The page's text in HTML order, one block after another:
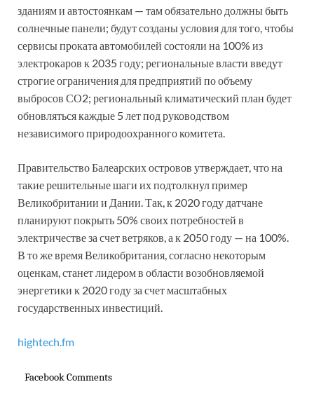
зданиям и автостоянкам — там обязательно должны быть
солнечные панели; будут созданы условия для того, чтобы
сервисы проката автомобилей состояли на 100% из
электрокаров к 2035 году; региональные власти введут
строгие ограничения для предприятий по объему
выбросов СО2; региональный климатический план будет
обновляться каждые 5 лет под руководством
независимого природоохранного комитета.
Правительство Балеарских островов утверждает, что на
такие решительные шаги их подтолкнул пример
Великобритании и Дании. Так, к 2020 году датчане
планируют покрыть 50% своих потребностей в
электричестве за счет ветряков, а к 2050 году — на 100%.
В то же время Великобритания, согласно некоторым
оценкам, станет лидером в области возобновляемой
энергетики к 2020 году за счет масштабных
государственных инвестиций.
hightech.fm
Facebook Comments